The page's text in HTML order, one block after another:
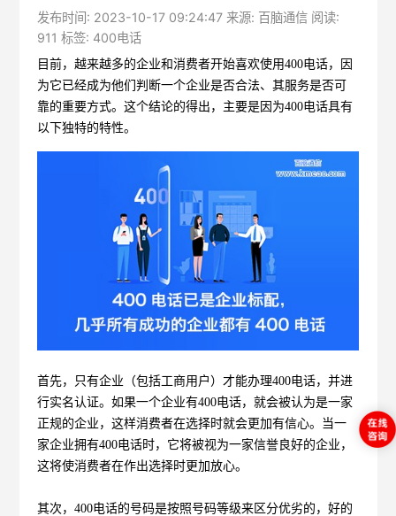
发布时间: 2023-10-17 09:24:47 来源: 百脑通信 阅读:
911 标签: 400电话
目前，越来越多的企业和消费者开始喜欢使用400电话，因
为它已经成为他们判断一个企业是否合法、其服务是否可
靠的重要方式。这个结论的得出，主要是因为400电话具有
以下独特的特性。
首先，只有企业（包括工商用户）才能办理400电话，并进
行实名认证。如果一个企业有400电话，就会被认为是一家
正规的企业，这样消费者在选择时就会更加有信心。当一
家企业拥有400电话时，它将被视为一家信誉良好的企业，
这将使消费者在作出选择时更加放心。
其次，400电话的号码是按照号码等级来区分优劣的，好的